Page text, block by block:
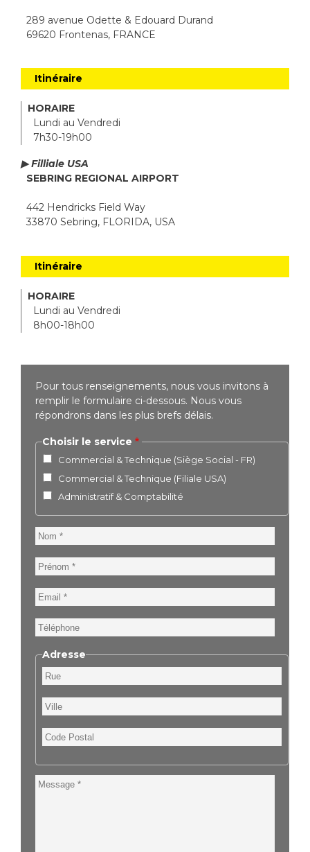
289 avenue Odette & Edouard Durand
69620 Frontenas, FRANCE
Itinéraire
HORAIRE
Lundi au Vendredi
7h30-19h00
▶ Filliale USA
SEBRING REGIONAL AIRPORT
442 Hendricks Field Way
33870 Sebring, FLORIDA, USA
Itinéraire
HORAIRE
Lundi au Vendredi
8h00-18h00
Pour tous renseignements, nous vous invitons à
remplir le formulaire ci-dessous. Nous vous
répondrons dans les plus brefs délais.
Choisir le service
Commercial & Technique (Siège Social - FR)
Commercial & Technique (Filiale USA)
Administratif & Comptabilité
Nom
Prénom
Email
Téléphone
Adresse
Rue
Ville
Code
Postal
Message